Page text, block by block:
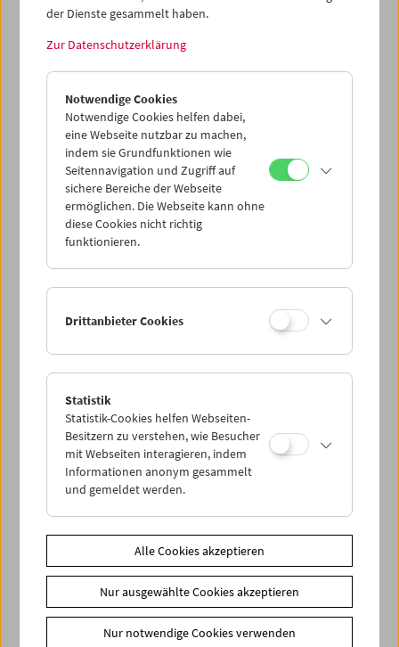
Works of Heart (1974–2022): Artist's Choice
Kino für die Kleinsten: Cinemini on Tour: Lass
uns tanzen!
der Dienste gesammelt haben.
Zur Datenschutzerklärung
Notwendige Cookies
Notwendige Cookies helfen dabei,
eine Webseite nutzbar zu machen,
indem sie Grundfunktionen wie
Seitennavigation und Zugriff auf
sichere Bereiche der Webseite
ermöglichen. Die Webseite kann ohne
diese Cookies nicht richtig
funktionieren.
Drittanbieter Cookies
Statistik
Statistik-Cookies helfen Webseiten-
Besitzern zu verstehen, wie Besucher
mit Webseiten interagieren, indem
Informationen anonym gesammelt
und gemeldet werden.
Alle Cookies akzeptieren
Nur ausgewählte Cookies akzeptieren
Nur notwendige Cookies verwenden